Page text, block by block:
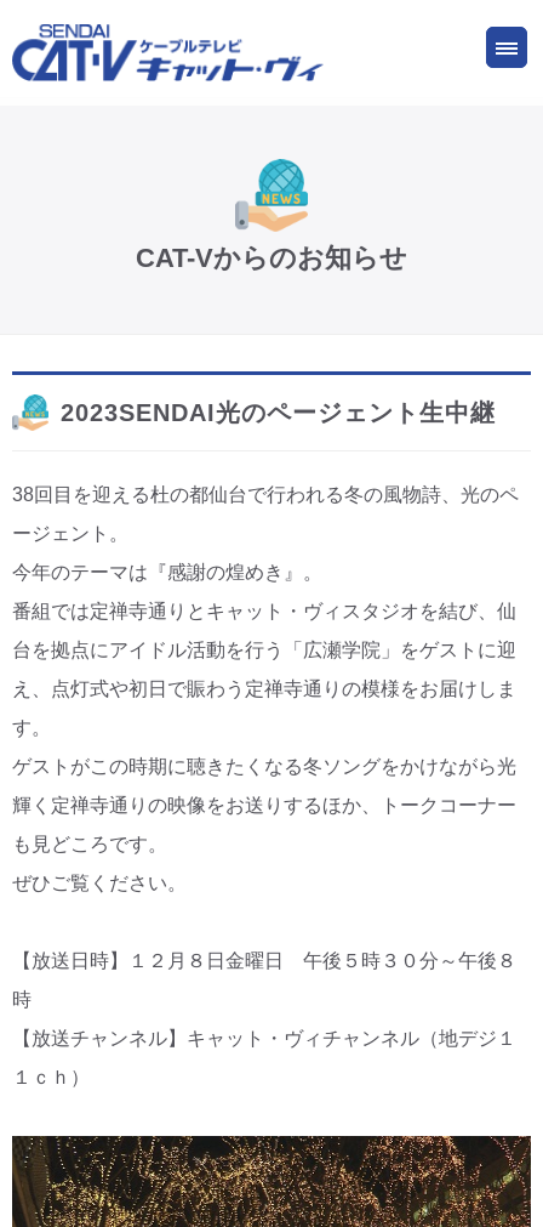
CAT-Vからのお知らせ
2023SENDAI光のページェント生中継
38回目を迎える杜の都仙台で行われる冬の風物詩、光のペ
ージェント。
今年のテーマは『感謝の煌めき』。
番組では定禅寺通りとキャット・ヴィスタジオを結び、仙
台を拠点にアイドル活動を行う「広瀬学院」をゲストに迎
え、点灯式や初日で賑わう定禅寺通りの模様をお届けしま
す。
ゲストがこの時期に聴きたくなる冬ソングをかけながら光
輝く定禅寺通りの映像をお送りするほか、トークコーナー
も見どころです。
ぜひご覧ください。
【放送日時】１２月８日金曜日 午後５時３０分～午後８
時
【放送チャンネル】キャット・ヴィチャンネル（地デジ１
１ｃｈ）
仙台CATV キャット・ヴィってなに?
サービスエリア
CM・広告掲載